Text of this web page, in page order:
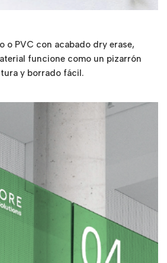
o PVC con acabado dry erase,
funcione como un pizarrón
y borrado fácil.